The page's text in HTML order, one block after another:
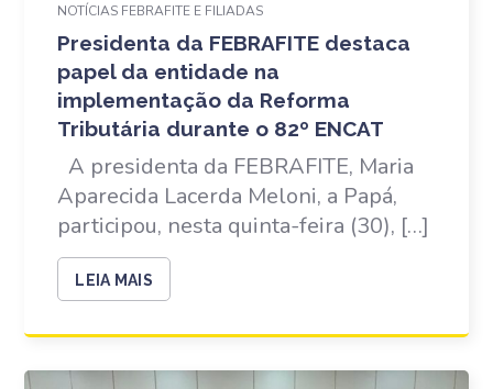
NOTÍCIAS FEBRAFITE E FILIADAS
Presidenta da FEBRAFITE destaca
papel da entidade na
implementação da Reforma
Tributária durante o 82º ENCAT
A presidenta da FEBRAFITE, Maria
Aparecida Lacerda Meloni, a Papá,
participou, nesta quinta-feira (30), […]
LEIA MAIS